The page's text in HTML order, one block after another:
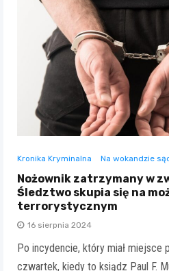
Kronika Kryminalna Na wokandzie
Nożownik zatrzymany w
Śledztwo skupia się na
terrorystycznym
16 sierpnia 2024
Po incydencie, który miał miejsce
czwartek, kiedy to ksiądz Paul F.